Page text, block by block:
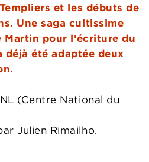
et les débuts de
Une saga cultissime
Martin pour l’écriture du
été adaptée deux
(Centre National du
Julien Rimailho.